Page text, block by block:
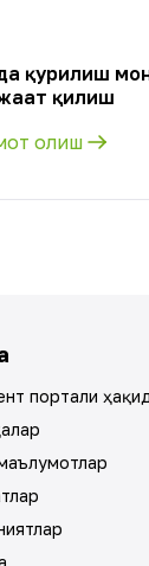
қурилиш
қилиш
олиш
портали